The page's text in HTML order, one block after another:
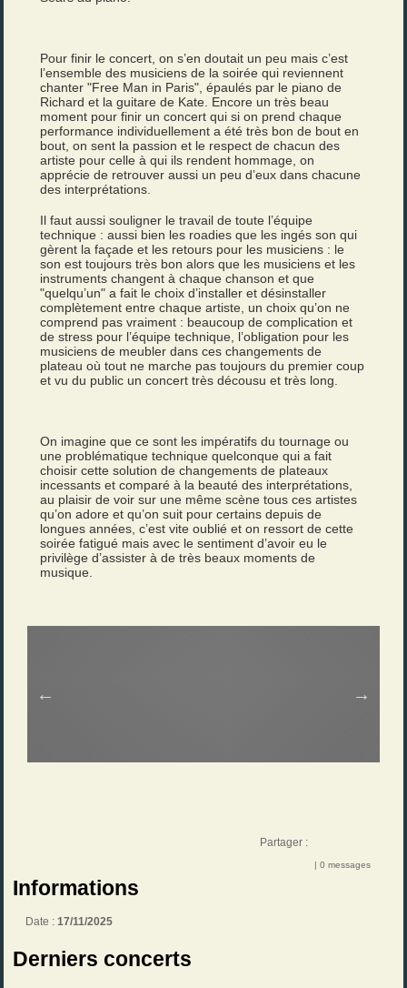
Pour finir le concert, on s’en doutait un peu mais c’est
l’ensemble des musiciens de la soirée qui reviennent
chanter "Free Man in Paris", épaulés par le piano de
Richard et la guitare de Kate. Encore un très beau
moment pour finir un concert qui si on prend chaque
performance individuellement a été très bon de bout en
bout, on sent la passion et le respect de chacun des
artiste pour celle à qui ils rendent hommage, on
apprécie de retrouver aussi un peu d’eux dans chacune
des interprétations.
Il faut aussi souligner le travail de toute l’équipe
technique : aussi bien les roadies que les ingés son qui
gèrent la façade et les retours pour les musiciens : le
son est toujours très bon alors que les musiciens et les
instruments changent à chaque chanson et que
"quelqu’un" a fait le choix d’installer et désinstaller
complètement entre chaque artiste, un choix qu’on ne
comprend pas vraiment : beaucoup de complication et
de stress pour l’équipe technique, l’obligation pour les
musiciens de meubler dans ces changements de
plateau où tout ne marche pas toujours du premier coup
et vu du public un concert très décousu et très long.
On imagine que ce sont les impératifs du tournage ou
une problématique technique quelconque qui a fait
choisir cette solution de changements de plateaux
incessants et comparé à la beauté des interprétations,
au plaisir de voir sur une même scène tous ces artistes
qu’on adore et qu’on suit pour certains depuis de
longues années, c’est vite oublié et on ressort de cette
soirée fatigué mais avec le sentiment d’avoir eu le
privilège d’assister à de très beaux moments de
musique.
Partager :
| 0 messages
Informations
Date :17/11/2025
Derniers concerts